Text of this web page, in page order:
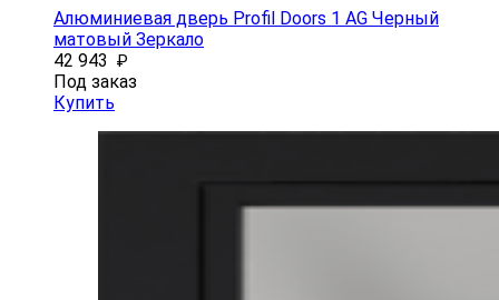
Алюминиевая дверь Profil Doors 1 AG Черный
матовый Зеркало
42 943 ₽
Под заказ
Купить